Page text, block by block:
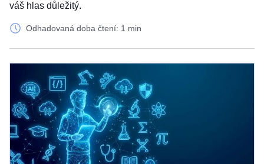
váš hlas důležitý.
Odhadovaná doba čtení: 1 min